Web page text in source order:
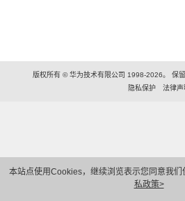
本站点使用Cookies，继续浏览表示您同意我们
私政策>
版权所有 © 华为技术有限公司 1998-2026。 保
隐私保护
法律声